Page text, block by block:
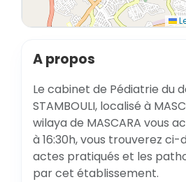
A propos
Le cabinet de Pédiatrie du
STAMBOULI, localisé à
wilaya de MASCARA vous
à 16:30h, vous trouverez ci-
actes pratiqués et les
par cet établissement.